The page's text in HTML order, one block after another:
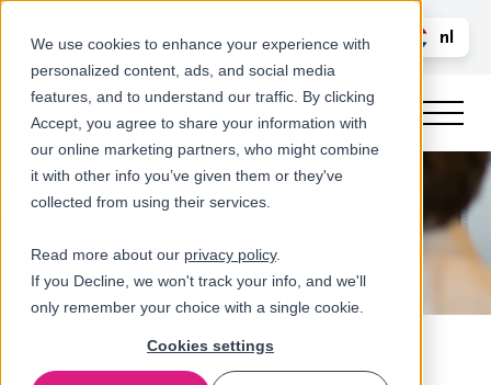
We use cookies to enhance your experience with
personalized content, ads, and social media
features, and to understand our traffic. By clicking
Accept, you agree to share your information with
our online marketing partners, who might combine
it with other info you’ve given them or they've
collected from using their services.
Read more about our privacy policy.
If you Decline, we won't track your info, and we'll
only remember your choice with a single cookie.
Cookies settings
Bel ons LOGIN
nl